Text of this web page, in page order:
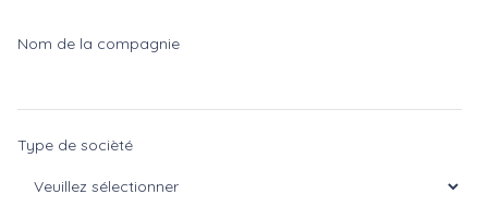
Nom de la compagnie
Type de socièté